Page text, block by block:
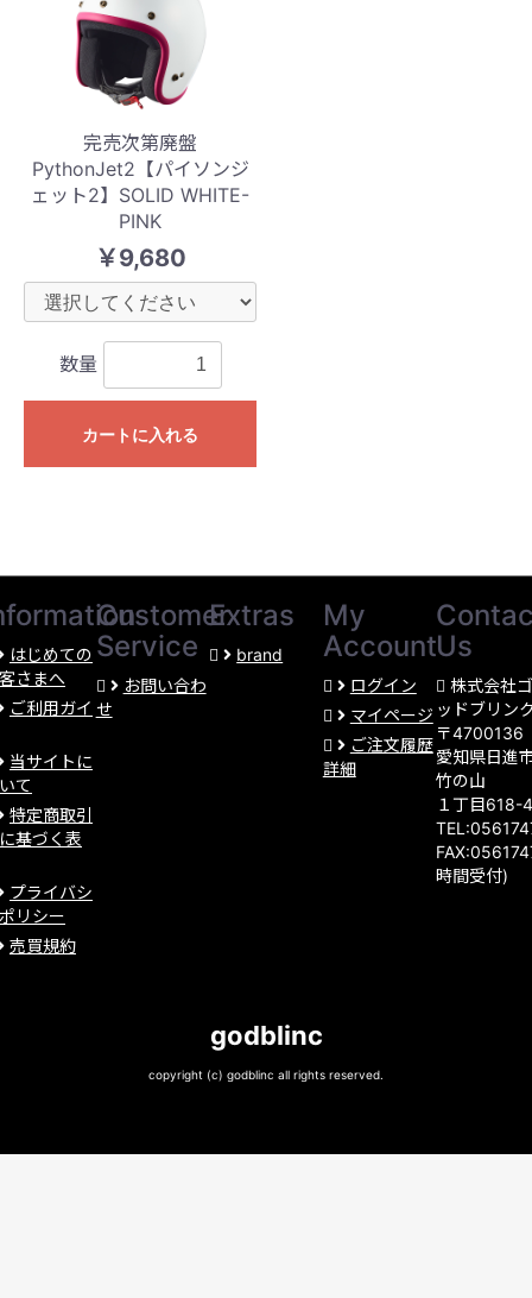
完売次第廃盤
PythonJet2【パイソンジ
ェット2】SOLID WHITE-
PINK
￥9,680
数量
カートに入れる
はじめての
さまへ
ご利用ガイ
当サイトに
て
特定商取引
基づく表
プライバシ
リシー
売買規約
Customer
Service
お問い合わ
せ
Extras
brand
My
Account
ログイン
マイページ
ご注文履歴
詳細
Us
株式会社
ッドブリン
〒4700136
愛知県日進
竹の山
１丁目618-
時間受付)
godblinc
copyright (c) godblinc all rights reserved.